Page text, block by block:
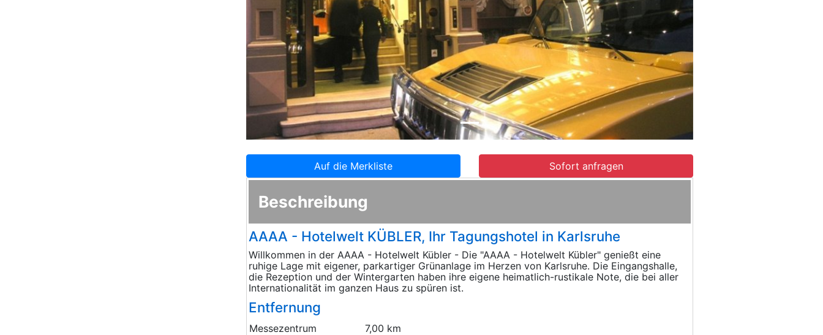
Auf die Merkliste Sofort anfragen
Beschreibung
AAAA - Hotelwelt KÜBLER, Ihr Tagungshotel in Karlsruhe
Willkommen in der AAAA - Hotelwelt Kübler - Die "AAAA - Hotelwelt Kübler" genießt eine
ruhige Lage mit eigener, parkartiger Grünanlage im Herzen von Karlsruhe. Die Eingangshalle,
die Rezeption und der Wintergarten haben ihre eigene heimatlich-rustikale Note, die bei aller
Internationalität im ganzen Haus zu spüren ist.
Entfernung
Messezentrum
7,00 km